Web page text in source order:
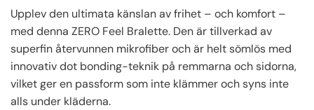
Upplev den ultimata känslan av frihet – och komfort –
med denna ZERO Feel Bralette. Den är tillverkad av
superfin återvunnen mikrofiber och är helt sömlös med
innovativ dot bonding-teknik på remmarna och sidorna,
vilket ger en passform som inte klämmer och syns inte
alls under kläderna.